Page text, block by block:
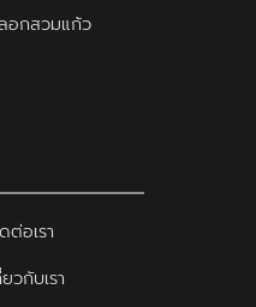
อกสวมแก้ว
ต่อเรา
ยวกับเรา